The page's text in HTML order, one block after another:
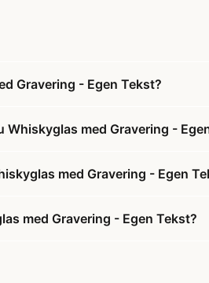
Gravering - Egen Tekst?
Whiskyglas med Gravering -
med Gravering - Egen
med Gravering - Egen Tekst?